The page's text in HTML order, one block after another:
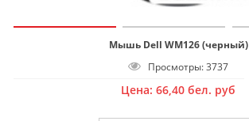
Мышь Dell WM126 (черный)
Просмотры: 3737
Цена: 66,40 бел. руб